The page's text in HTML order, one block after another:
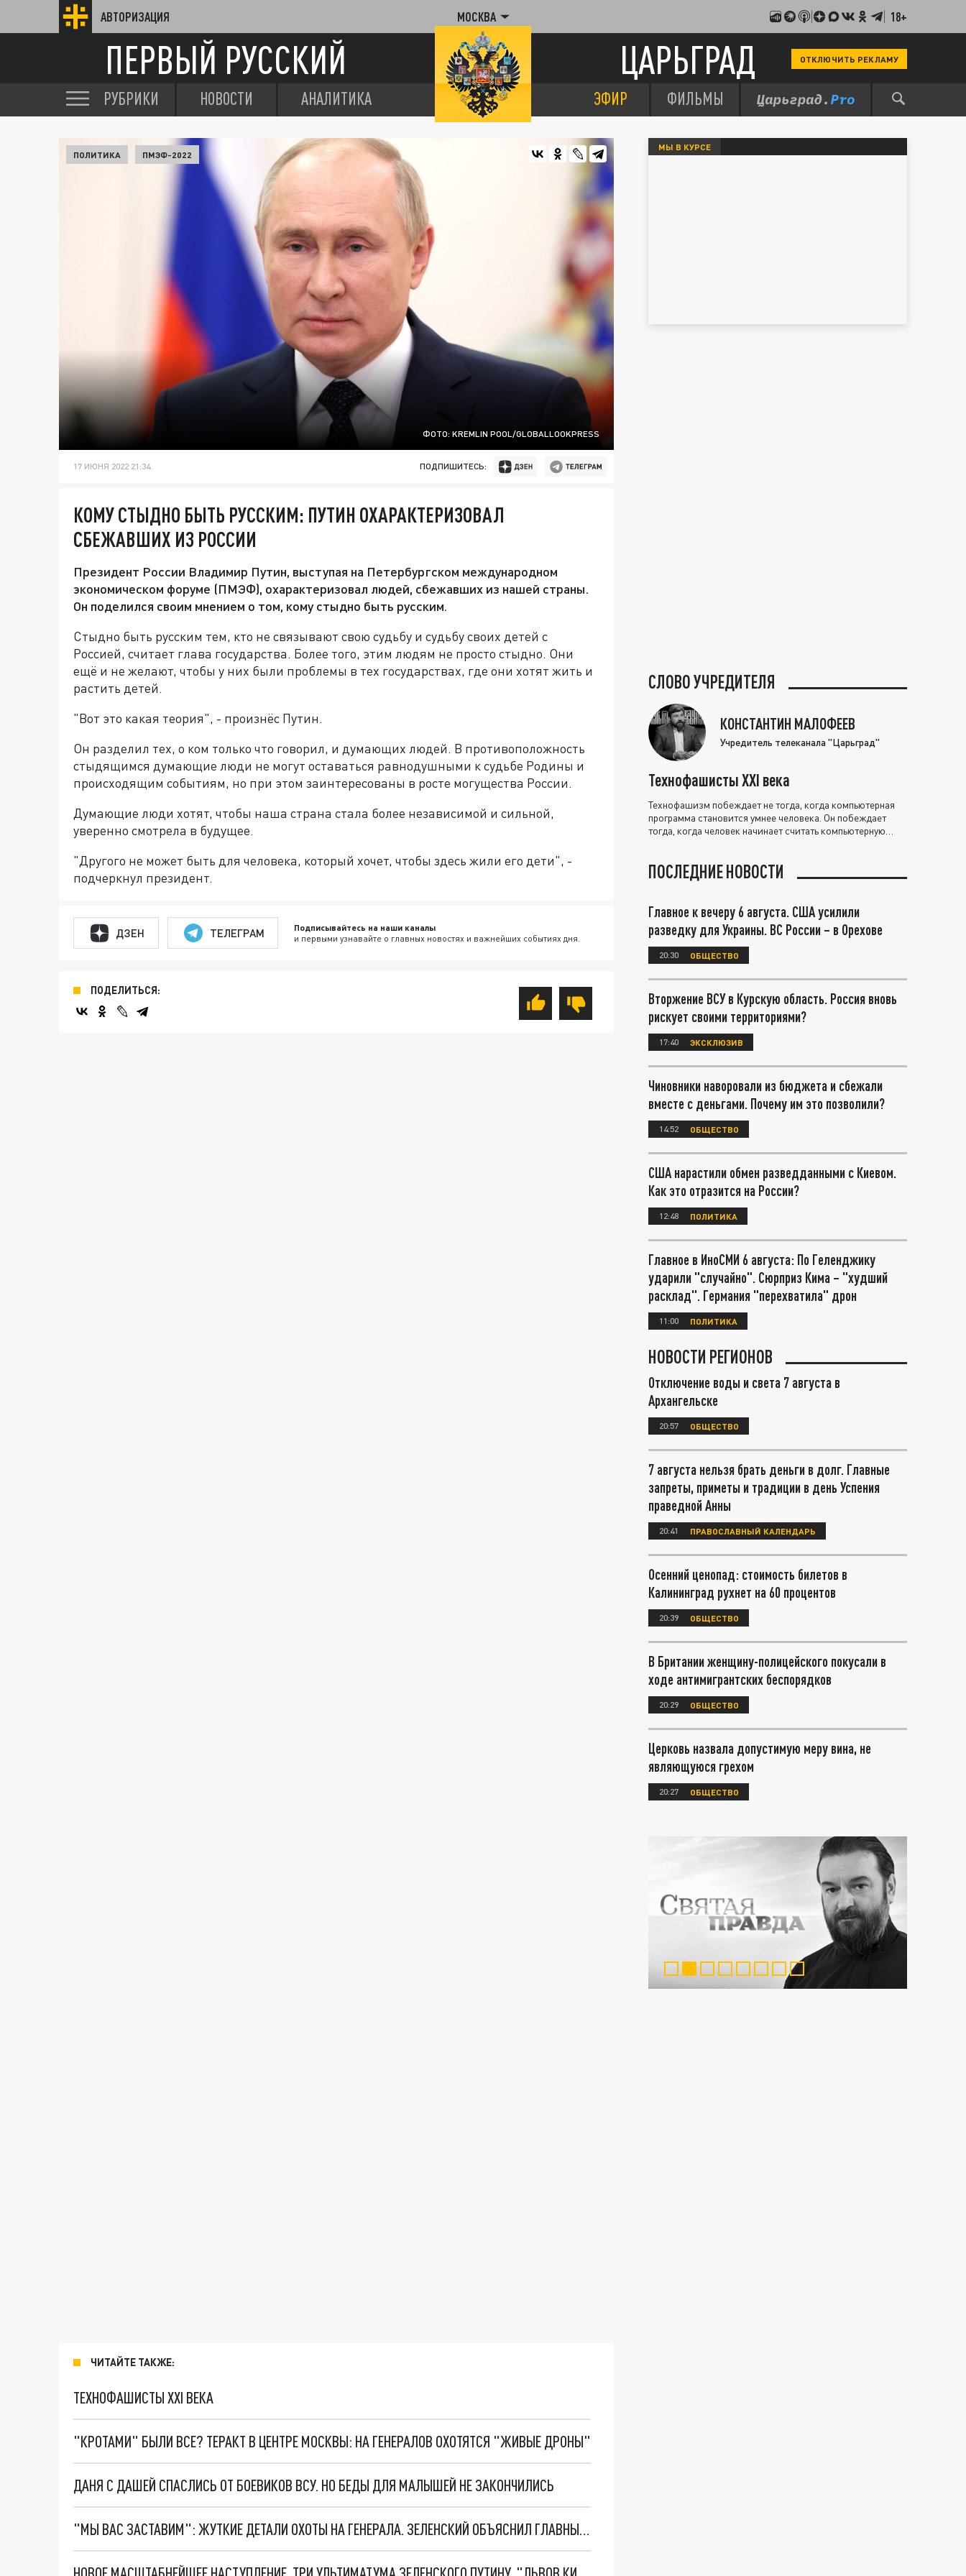
АВТОРИЗАЦИЯ МОСКВА 18+
ПЕРВЫЙ РУССКИЙ ЦАРЬГРАД ОТКЛЮЧИТЬ РЕКЛАМУ
РУБРИКИ НОВОСТИ АНАЛИТИКА ЭФИР ФИЛЬМЫ
ФОТО: KREMLIN POOL/GLOBALLOOKPRESS
ПОЛИТИКА ПМЭФ-2022
17 ИЮНЯ 2022 21:34 ПОДПИШИТЕСЬ:
КОМУ СТЫДНО БЫТЬ РУССКИМ: ПУТИН ОХАРАКТЕРИЗОВАЛ
СБЕЖАВШИХ ИЗ РОССИИ
Президент России Владимир Путин, выступая на Петербургском международном
экономическом форуме (ПМЭФ), охарактеризовал людей, сбежавших из нашей страны.
Он поделился своим мнением о том, кому стыдно быть русским.
Стыдно быть русским тем, кто не связывают свою судьбу и судьбу своих детей с
Россией, считает глава государства. Более того, этим людям не просто стыдно. Они
ещё и не желают, чтобы у них были проблемы в тех государствах, где они хотят жить и
растить детей.
"Вот это какая теория", - произнёс Путин.
Он разделил тех, о ком только что говорил, и думающих людей. В противоположность
стыдящимся думающие люди не могут оставаться равнодушными к судьбе Родины и
происходящим событиям, но при этом заинтересованы в росте могущества России.
Думающие люди хотят, чтобы наша страна стала более независимой и сильной,
уверенно смотрела в будущее.
"Другого не может быть для человека, который хочет, чтобы здесь жили его дети", -
подчеркнул президент.
ДЗЕН ТЕЛЕГРАМ Подписывайтесь на наши каналы
и первыми узнавайте о главных новостях и важнейших событиях дня.
ПОДЕЛИТЬСЯ:
ЧИТАЙТЕ ТАКЖЕ:
ТЕХНОФАШИСТЫ XXI ВЕКА
"КРОТАМИ" БЫЛИ ВСЕ? ТЕРАКТ В ЦЕНТРЕ МОСКВЫ: НА ГЕНЕРАЛОВ ОХОТЯТСЯ "ЖИВЫЕ ДРОНЫ"
ДАНЯ С ДАШЕЙ СПАСЛИСЬ ОТ БОЕВИКОВ ВСУ. НО БЕДЫ ДЛЯ МАЛЫШЕЙ НЕ ЗАКОНЧИЛИСЬ
"МЫ ВАС ЗАСТАВИМ": ЖУТКИЕ ДЕТАЛИ ОХОТЫ НА ГЕНЕРАЛА. ЗЕЛЕНСКИЙ ОБЪЯСНИЛ ГЛАВНЫЙ СМЫСЛ ТЕРАКТА В ЦЕНТРЕ МОСКВЫ
МЫ В КУРСЕ
СЛОВО УЧРЕДИТЕЛЯ
КОНСТАНТИН МАЛОФЕЕВ
Учредитель телеканала "Царьград"
Технофашисты XXI века
Технофашизм побеждает не тогда, когда компьютерная
программа становится умнее человека. Он побеждает
тогда, когда человек начинает считать компьютерную
ПОСЛЕДНИЕ НОВОСТИ
Главное к вечеру 6 августа. США усилили
разведку для Украины. ВС России – в Орехове
20:30 ОБЩЕСТВО
Вторжение ВСУ в Курскую область. Россия вновь
рискует своими территориями?
17:40 ЭКСКЛЮЗИВ
Чиновники наворовали из бюджета и сбежали
вместе с деньгами. Почему им это позволили?
14:52 ОБЩЕСТВО
США нарастили обмен разведданными с Киевом.
Как это отразится на России?
12:48 ПОЛИТИКА
Главное в ИноСМИ 6 августа: По Геленджику
ударили "случайно". Сюрприз Кима – "худший
расклад". Германия "перехватила" дрон
11:00 ПОЛИТИКА
НОВОСТИ РЕГИОНОВ
Отключение воды и света 7 августа в
Архангельске
20:57 ОБЩЕСТВО
7 августа нельзя брать деньги в долг. Главные
запреты, приметы и традиции в день Успения
праведной Анны
20:41 ПРАВОСЛАВНЫЙ КАЛЕНДАРЬ
Осенний ценопад: стоимость билетов в
Калининград рухнет на 60 процентов
20:39 ОБЩЕСТВО
В Британии женщину-полицейского покусали в
ходе антимигрантских беспорядков
20:29 ОБЩЕСТВО
Церковь назвала допустимую меру вина, не
являющуюся грехом
20:27 ОБЩЕСТВО